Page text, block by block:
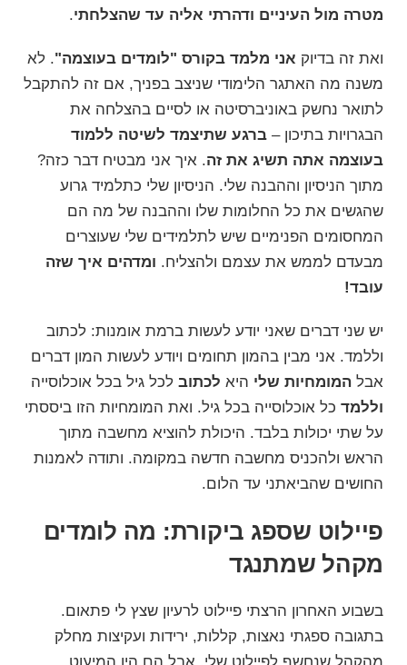
מטרה מול העיניים ודהרתי אליה עד שהצלחתי.
ואת זה בדיוק אני מלמד בקורס "לומדים בעוצמה". לא
משנה מה האתגר הלימודי שניצב בפניך, אם זה להתקבל
לתואר נחשק באוניברסיטה או לסיים בהצלחה את
הבגרויות בתיכון – ברגע שתיצמד לשיטה ללמוד
בעוצמה אתה תשיג את זה. איך אני מבטיח דבר כזה?
מתוך הניסיון וההבנה שלי. הניסיון שלי כתלמיד גרוע
שהגשים את כל החלומות שלו וההבנה של מה הם
המחסומים הפנימיים שיש לתלמידים שלי שעוצרים
מבעדם לממש את עצמם ולהצליח. ומדהים איך שזה
עובד!
יש שני דברים שאני יודע לעשות ברמת אומנות: לכתוב
וללמד. אני מבין בהמון תחומים ויודע לעשות המון דברים
אבל המומחיות שלי היא לכתוב לכל גיל בכל אוכלוסייה
וללמד כל אוכלוסייה בכל גיל. ואת המומחיות הזו ביססתי
על שתי יכולות בלבד. היכולת להוציא מחשבה מתוך
הראש ולהכניס מחשבה חדשה במקומה. ותודה לאמנות
החושים שהביאתני עד הלום.
פיילוט שספג ביקורת: מה לומדים
מקהל שמתנגד
בשבוע האחרון הרצתי פיילוט לרעיון שצץ לי פתאום.
בתגובה ספגתי נאצות, קללות, ירידות ועקיצות מחלק